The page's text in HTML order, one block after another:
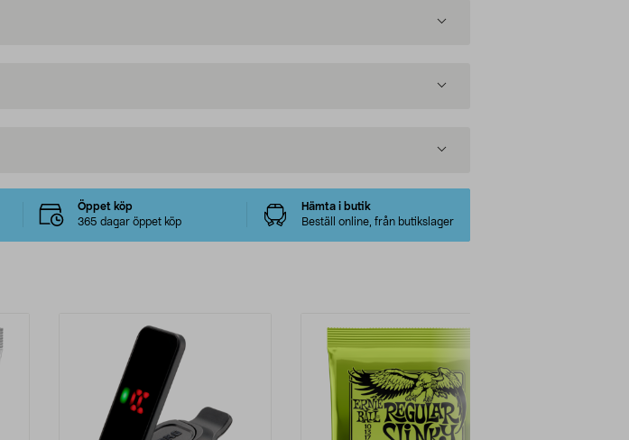
Öppet köp
365 dagar öppet köp
Hämta i butik
Beställ online, från butikslager